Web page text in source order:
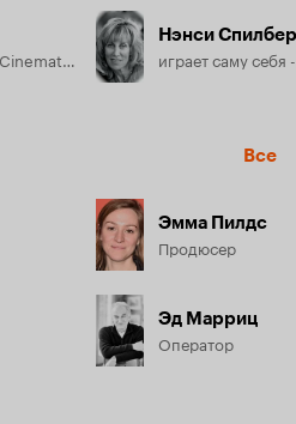
Нэнси
играет саму себя
Все
Эмма Пилдс
Продюсер
Эд Марриц
Оператор